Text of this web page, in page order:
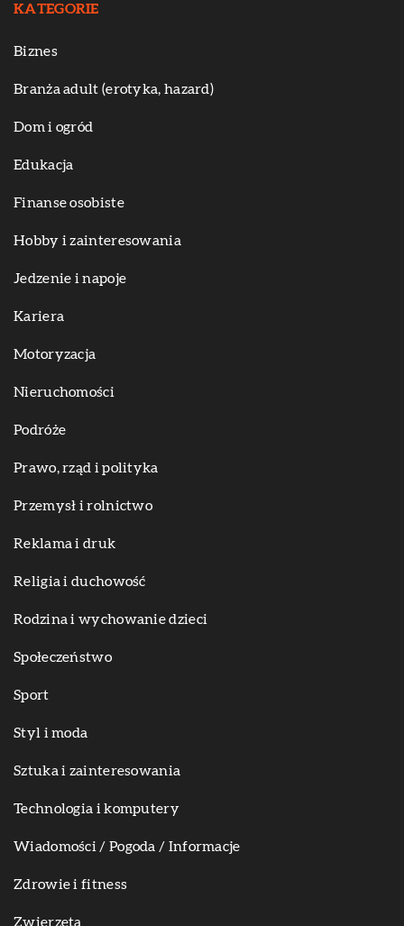
KATEGORIE
Biznes
Branża adult (erotyka, hazard)
Dom i ogród
Edukacja
Finanse osobiste
Hobby i zainteresowania
Jedzenie i napoje
Kariera
Motoryzacja
Nieruchomości
Podróże
Prawo, rząd i polityka
Przemysł i rolnictwo
Reklama i druk
Religia i duchowość
Rodzina i wychowanie dzieci
Społeczeństwo
Sport
Styl i moda
Sztuka i zainteresowania
Technologia i komputery
Wiadomości / Pogoda / Informacje
Zdrowie i fitness
Zwierzęta